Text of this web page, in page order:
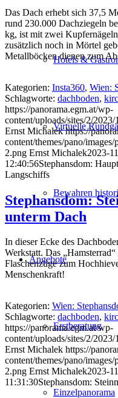
Hotels &
Virtuelle
Bewahren
Angebote
Erstberatung
Einzelpanorama
Das Dach erhebt sich 37,5
rund 230.000 Dachziegeln
kg, ist mit zwei
zusätzlich noch in Mörtel
Metallböcken dienen zum
Kategorien: Insta360, Wien:
Schlagworte: dachboden,
https://panorama.egm.at/wp-
content/uploads/sites/2/
Ernst Michalek https://
content/themes/pano/
2.png Ernst Michalek2023-
12:40:56Stephansdom:
Langschiffs
Stephansdom:
unterm Dach
In dieser Ecke des
Werkstatt. Das
Flaschenzüge zum
Menschenkraft!
Kategorien: Wien:
Schlagworte: dachboden,
https://panorama.egm.at/wp-
content/uploads/sites/2/
Ernst Michalek https://
content/themes/pano/
2.png Ernst Michalek2023-
11:31:30Stephansdom: